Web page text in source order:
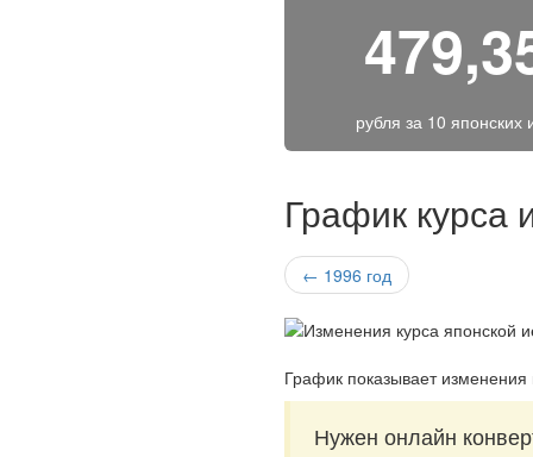
рубля за 10 японских
График курса
← 1996 год
График показывает
Нужен онлайн